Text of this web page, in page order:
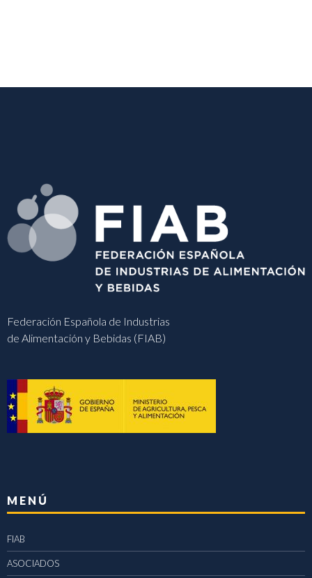
Federación Española de Industrias
de Alimentación y Bebidas (FIAB)
MENÚ
FIAB
ASOCIADOS